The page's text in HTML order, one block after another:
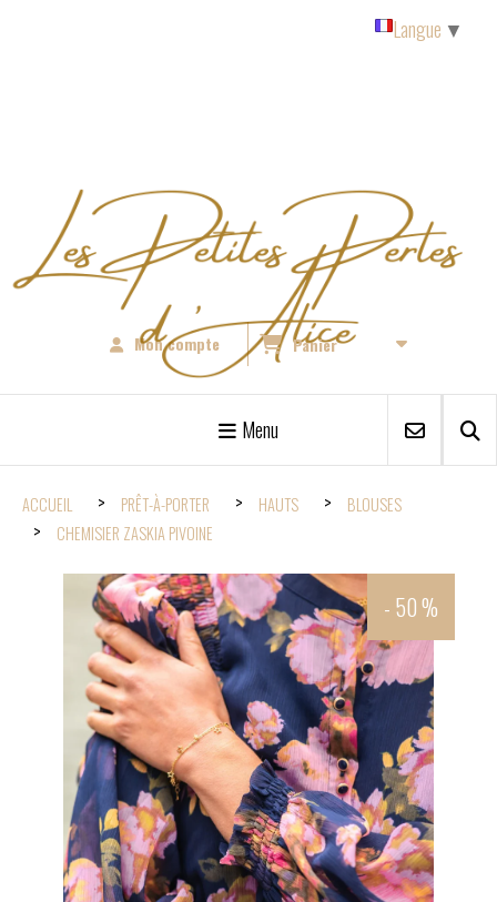
Mon compte Panier
Menu
ACCUEIL PRÊT-À-PORTER HAUTS
BLOUSES
CHEMISIER ZASKIA PIVOINE
- 50 %
Langue ▼